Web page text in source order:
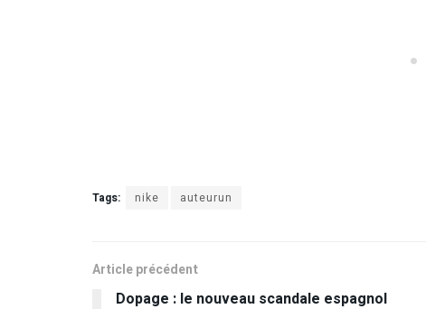
Tags: nike auteurun
Article précédent
Dopage : le nouveau scandale espagnol